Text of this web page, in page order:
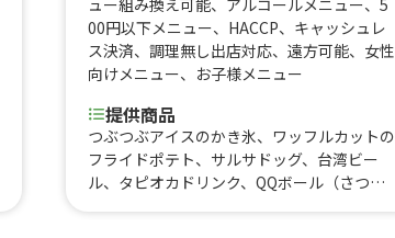
ンコイン チキンのトマト煮丼、ワンコイン
親子丼、親子丼、ワンコイン ロコモコ丼、
チキンのトマト煮丼、ロコモコ丼 ⑦、特製
辛口ジンジャエール、アイスカフェラテ、し
ょうが焼き丼、ネギ塩豚丼、かき氷（自由シ
ロップ、練乳もOK）、ロングポテト、トル
ネードポテト、焼きそば、自分で作る綿あ
め、自分で作るかき氷！、イエローバーガ
ー、グリーンバーガー、ブラックバーガー、
00円以下メニュー、 HACCP、 キャッシュレ
ス決済、 調理無し出店対応、 遠方可能、 女性
向けメニュー、 お子様メニュー
提供商品
つぶつぶアイスのかき氷、ワッフルカットの
フライドポテト、サルサドッグ、台湾ビー
ル、タピオカドリンク、QQボール（さつま